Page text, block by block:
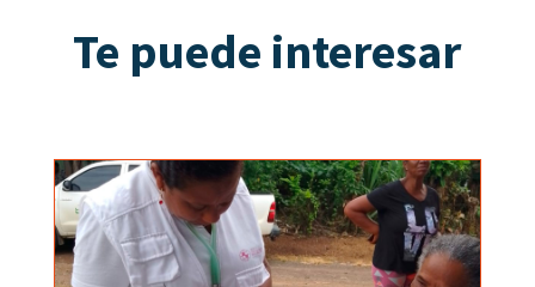
Te puede interesar